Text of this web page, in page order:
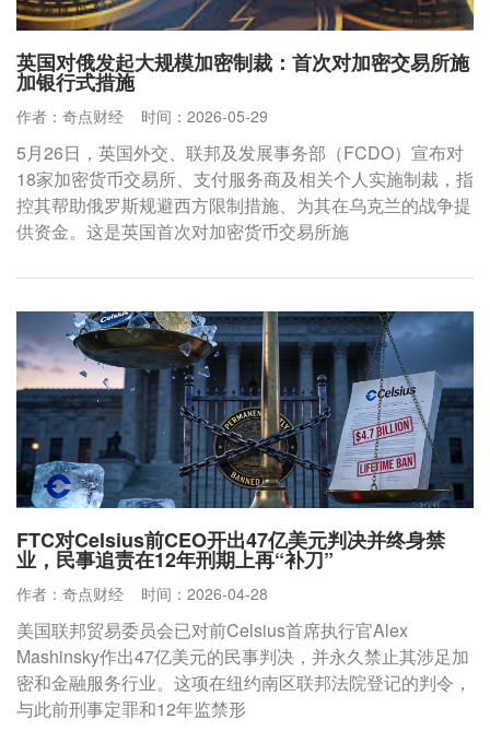
英国对俄发起大规模加密制裁：首次对加密交易所施
加银行式措施
作者：奇点财经 时间：2026-05-29
5月26日，英国外交、联邦及发展事务部（FCDO）宣布对
18家加密货币交易所、支付服务商及相关个人实施制裁，指
控其帮助俄罗斯规避西方限制措施、为其在乌克兰的战争提
供资金。这是英国首次对加密货币交易所施
FTC对Celsius前CEO开出47亿美元判决并终身禁
业，民事追责在12年刑期上再“补刀”
作者：奇点财经 时间：2026-04-28
美国联邦贸易委员会已对前Celsius首席执行官Alex
Mashinsky作出47亿美元的民事判决，并永久禁止其涉足加
密和金融服务行业。这项在纽约南区联邦法院登记的判令，
与此前刑事定罪和12年监禁形